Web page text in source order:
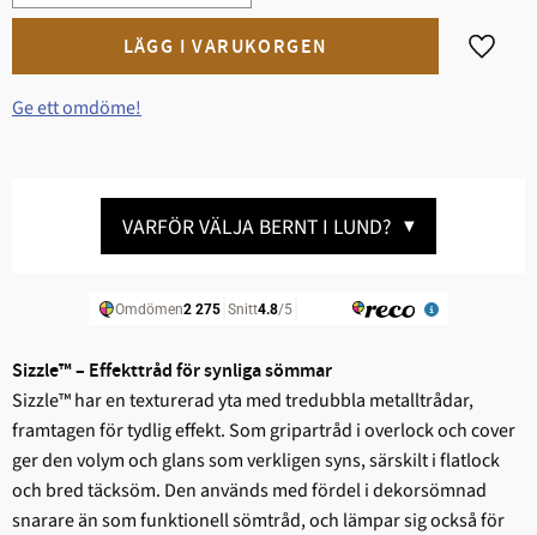
Lägg
Ge ett omdöme!
VARFÖR VÄLJA BERNT I LUND? ▼
Sizzle™ – Effekttråd för synliga sömmar
Sizzle™ har en texturerad yta med tredubbla metalltrådar,
framtagen för tydlig effekt. Som gripartråd i overlock och cover
ger den volym och glans som verkligen syns, särskilt i flatlock
och bred täcksöm. Den används med fördel i dekorsömnad
snarare än som funktionell sömtråd, och lämpar sig också för